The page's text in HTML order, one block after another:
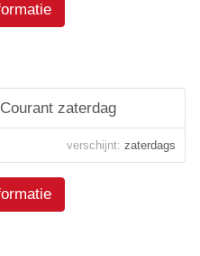
zaterdag
verschijnt: zaterdags